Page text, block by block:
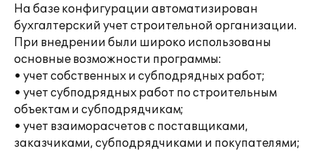
На базе конфигурации автоматизирован
бухгалтерский учет строительной организации.
При внедрении были широко использованы
основные возможности программы:
• учет собственных и субподрядных работ;
• учет субподрядных работ по строительным
объектам и субподрядчикам;
• учет взаиморасчетов с поставщиками,
заказчиками, субподрядчиками и покупателями;